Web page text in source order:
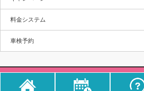
料金システム
車検予約
Copyright © さくら車検‐ブログ＆整備レポート